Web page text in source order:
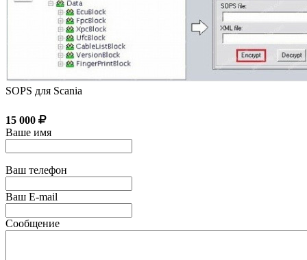
SOPS для Scania
15 000
Ваше имя
Ваш телефон
Ваш E-mail
Сообщение